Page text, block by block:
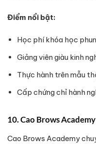
Điểm nổi bật:
Học phí khóa học
Giảng viên giàu kinh
Thực hành trên mẫu
Cấp chứng chỉ hành
10. Cao Brows Academy
Cao Brows Academy